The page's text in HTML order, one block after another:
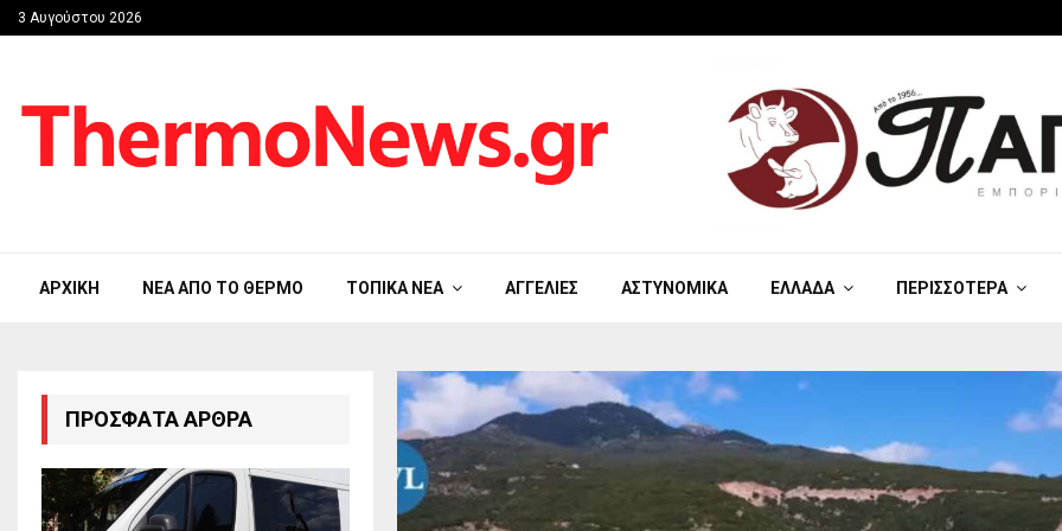
3 Αυγούστου 2026
ΑΡΧΙΚΉ ΝΈΑ ΑΠΟ ΤΟ ΘΈΡΜΟ ΤΟΠΙΚΆ ΝΈΑ ΑΓΓΕΛΊΕΣ ΑΣΤΥΝΟΜΙΚΆ ΕΛΛΆΔΑ ΠΕΡΙΣΣΌΤΕΡΑ
ΠΡΌΣΦΑΤΑ ΆΡΘΡΑ